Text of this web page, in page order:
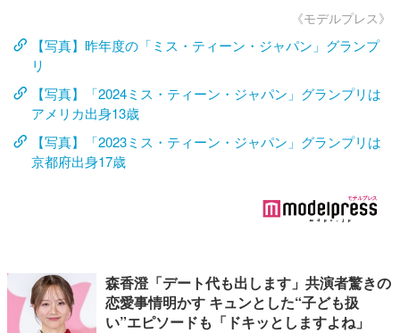
《モデルプレス》
【写真】昨年度の「ミス・ティーン・ジャパン」グランプ
リ
【写真】「2024ミス・ティーン・ジャパン」グランプリは
アメリカ出身13歳
【写真】「2023ミス・ティーン・ジャパン」グランプリは
京都府出身17歳
森香澄「デート代も出します」共演者驚きの
恋愛事情明かす キュンとした“子ども扱
い”エピソードも「ドキッとしますよね」